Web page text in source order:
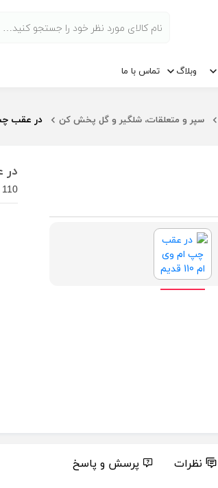
وبلاگ تماس با ما
سپر و متعلقات، شلگیر و گل پخش کن در عقب چپ
در
110
نظرات پرسش و پاسخ